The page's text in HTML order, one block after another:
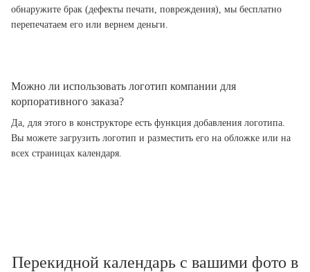
обнаружите брак (дефекты печати, повреждения), мы бесплатно
перепечатаем его или вернем деньги.
Можно ли использовать логотип компании для
корпоративного заказа?
Да, для этого в конструкторе есть функция добавления логотипа.
Вы можете загрузить логотип и разместить его на обложке или на
всех страницах календаря.
Перекидной календарь с вашими фото в